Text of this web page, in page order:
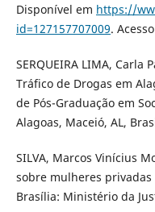
Disponível em https://
id=127157707009.
SERQUEIRA LIMA,
Tráfico de Drogas em
de Pós-Graduação em
Alagoas, Maceió, AL,
SILVA, Marcos Vinícius
sobre mulheres
Brasília: Ministério da